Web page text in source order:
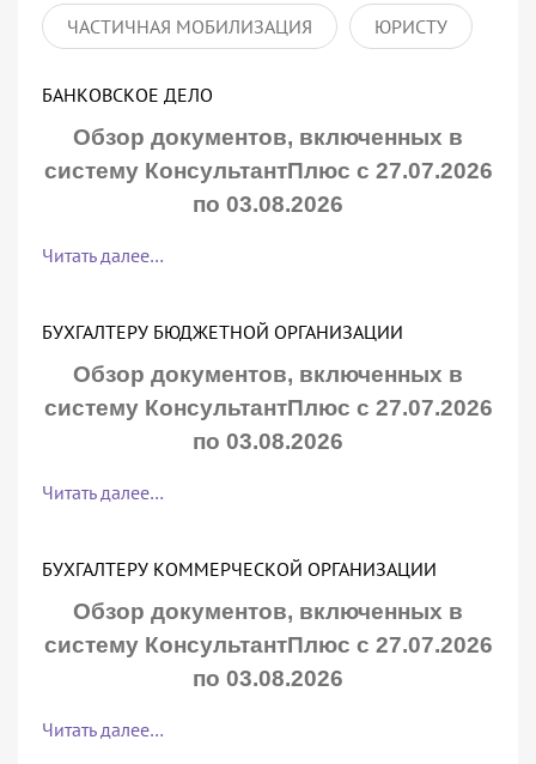
ЧАСТИЧНАЯ МОБИЛИЗАЦИЯ ЮРИСТУ
БАНКОВСКОЕ ДЕЛО
Обзор документов, включенных в
систему КонсультантПлюс с 27.07.2026
по 03.08.2026
Читать далее…
БУХГАЛТЕРУ БЮДЖЕТНОЙ ОРГАНИЗАЦИИ
Обзор документов, включенных в
систему КонсультантПлюс с 27.07.2026
по 03.08.2026
Читать далее…
БУХГАЛТЕРУ КОММЕРЧЕСКОЙ ОРГАНИЗАЦИИ
Обзор документов, включенных в
систему КонсультантПлюс с 27.07.2026
по 03.08.2026
Читать далее…